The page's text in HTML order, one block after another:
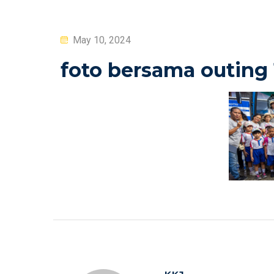
Posted
May 10, 2024
foto bersama outing